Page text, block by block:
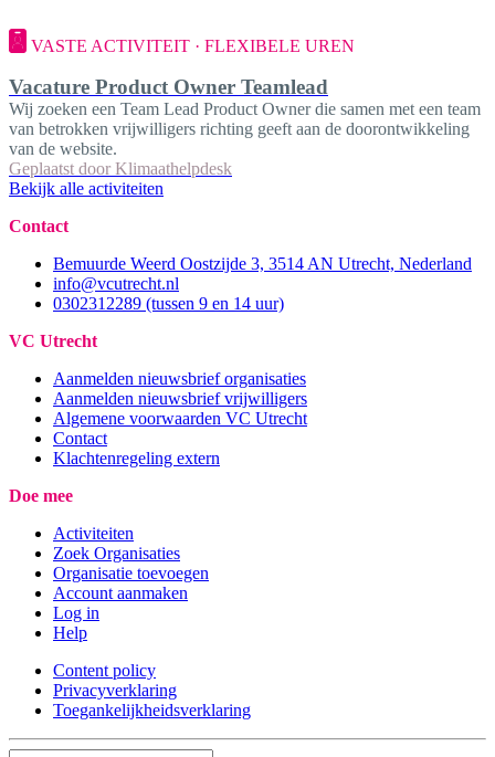
VASTE ACTIVITEIT · FLEXIBELE UREN
Vacature Product Owner Teamlead
Wij zoeken een Team Lead Product Owner die samen met een team
van betrokken vrijwilligers richting geeft aan de doorontwikkeling
van de website.
Geplaatst door Klimaathelpdesk
Bekijk alle activiteiten
Contact
Bemuurde Weerd Oostzijde 3, 3514 AN Utrecht, Nederland
info@vcutrecht.nl
0302312289 (tussen 9 en 14 uur)
VC Utrecht
Aanmelden nieuwsbrief organisaties
Aanmelden nieuwsbrief vrijwilligers
Algemene voorwaarden VC Utrecht
Contact
Klachtenregeling extern
Doe mee
Activiteiten
Zoek Organisaties
Organisatie toevoegen
Account aanmaken
Log in
Help
Content policy
Privacyverklaring
Toegankelijkheidsverklaring